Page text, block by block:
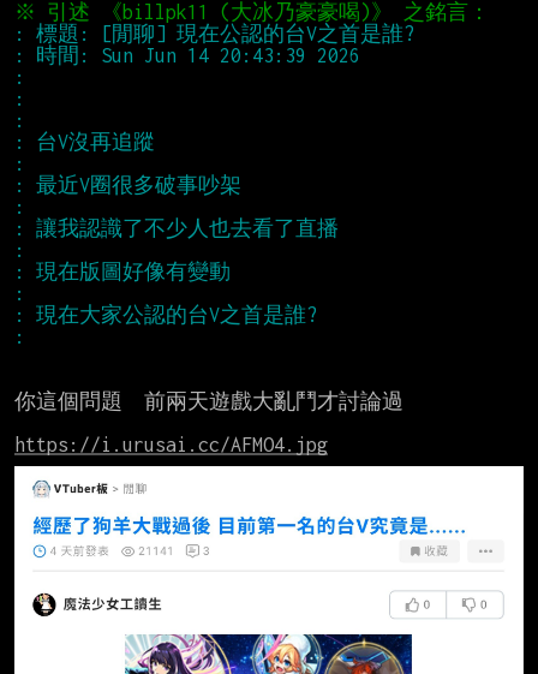
※ 引述 《billpk11 (大冰乃豪豪喝)》 之銘言：
: 標題: [閒聊] 現在公認的台V之首是誰?
: 時間: Sun Jun 14 20:43:39 2026
:
:
:
: 台V沒再追蹤
:
: 最近V圈很多破事吵架
:
: 讓我認識了不少人也去看了直播
:
: 現在版圖好像有變動
:
: 現在大家公認的台V之首是誰?
:
你這個問題  前兩天遊戲大亂鬥才討論過
https://i.urusai.cc/AFMO4.jpg